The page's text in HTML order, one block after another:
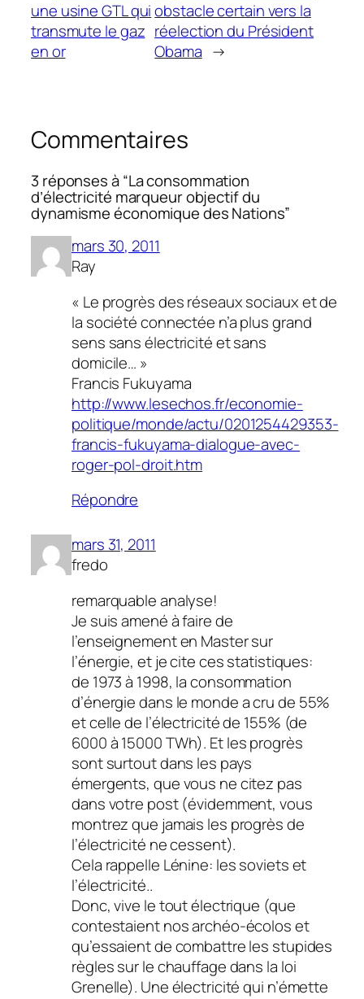
une usine GTL qui
transmute le gaz
en or
obstacle certain vers la
réelection du Président
Obama →
Commentaires
3 réponses à “La consommation
d’électricité marqueur objectif du
dynamisme économique des Nations”
mars 30, 2011
Ray
« Le progrès des réseaux sociaux et de
la société connectée n’a plus grand
sens sans électricité et sans
domicile… »
Francis Fukuyama
http://www.lesechos.fr/economie-
politique/monde/actu/0201254429353-
francis-fukuyama-dialogue-avec-
roger-pol-droit.htm
Répondre
mars 31, 2011
fredo
remarquable analyse!
Je suis amené à faire de
l’enseignement en Master sur
l’énergie, et je cite ces statistiques:
de 1973 à 1998, la consommation
d’énergie dans le monde a cru de 55%
et celle de l’électricité de 155% (de
6000 à 15000 TWh). Et les progrès
sont surtout dans les pays
émergents, que vous ne citez pas
dans votre post (évidemment, vous
montrez que jamais les progrès de
l’électricité ne cessent).
Cela rappelle Lénine: les soviets et
l’électricité..
Donc, vive le tout électrique (que
contestaient nos archéo-écolos et
qu’essaient de combattre les stupides
règles sur le chauffage dans la loi
Grenelle). Une électricité qui n’émette